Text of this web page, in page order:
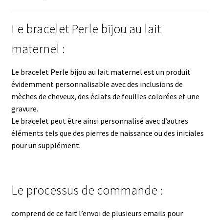
Le bracelet Perle bijou au lait
maternel :
Le bracelet Perle bijou au lait maternel est un produit
évidemment personnalisable avec des inclusions de
mèches de cheveux, des éclats de feuilles colorées et une
gravure.
Le bracelet peut être ainsi personnalisé avec d’autres
éléments tels que des pierres de naissance ou des initiales
pour un supplément.
Le processus de commande :
comprend de ce fait l’envoi de plusieurs emails pour